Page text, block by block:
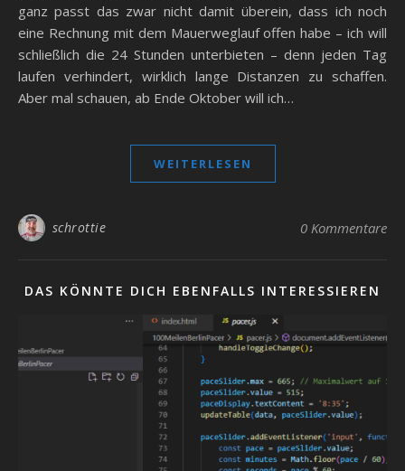
ganz passt das zwar nicht damit überein, dass ich noch
eine Rechnung mit dem Mauerweglauf offen habe – ich will
schließlich die 24 Stunden unterbieten – denn jeden Tag
laufen verhindert, wirklich lange Distanzen zu schaffen.
Aber mal schauen, ab Ende Oktober will ich…
WEITERLESEN
schrottie 0 Kommentare
DAS KÖNNTE DICH EBENFALLS INTERESSIEREN